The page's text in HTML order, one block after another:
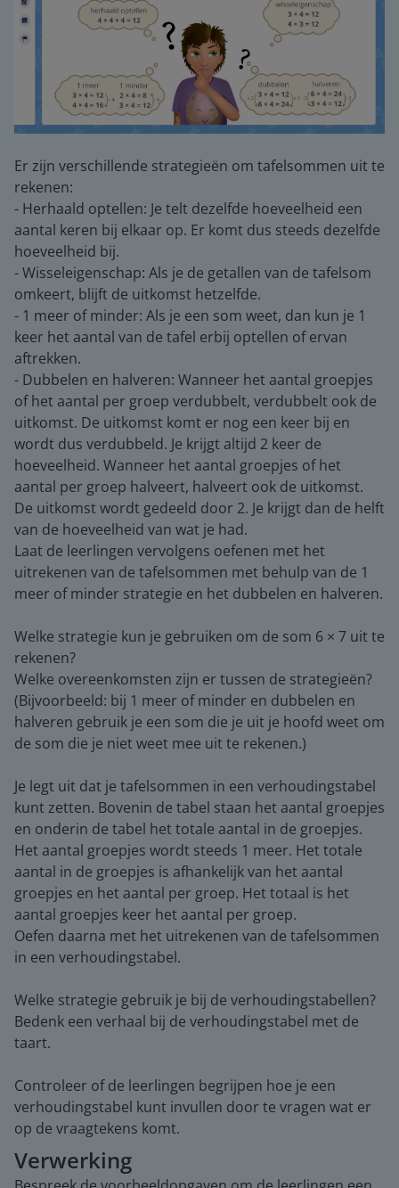
Er zijn verschillende strategieën om tafelsommen uit te
rekenen:
- Herhaald optellen: Je telt dezelfde hoeveelheid een
aantal keren bij elkaar op. Er komt dus steeds dezelfde
hoeveelheid bij.
- Wisseleigenschap: Als je de getallen van de tafelsom
omkeert, blijft de uitkomst hetzelfde.
- 1 meer of minder: Als je een som weet, dan kun je 1
keer het aantal van de tafel erbij optellen of ervan
aftrekken.
- Dubbelen en halveren: Wanneer het aantal groepjes
of het aantal per groep verdubbelt, verdubbelt ook de
uitkomst. De uitkomst komt er nog een keer bij en
wordt dus verdubbeld. Je krijgt altijd 2 keer de
hoeveelheid. Wanneer het aantal groepjes of het
aantal per groep halveert, halveert ook de uitkomst.
De uitkomst wordt gedeeld door 2. Je krijgt dan de helft
van de hoeveelheid van wat je had.
Laat de leerlingen vervolgens oefenen met het
uitrekenen van de tafelsommen met behulp van de 1
meer of minder strategie en het dubbelen en halveren.
Welke strategie kun je gebruiken om de som 6 × 7 uit te
rekenen?
Welke overeenkomsten zijn er tussen de strategieën?
(Bijvoorbeeld: bij 1 meer of minder en dubbelen en
halveren gebruik je een som die je uit je hoofd weet om
de som die je niet weet mee uit te rekenen.)
Je legt uit dat je tafelsommen in een verhoudingstabel
kunt zetten. Bovenin de tabel staan het aantal groepjes
en onderin de tabel het totale aantal in de groepjes.
Het aantal groepjes wordt steeds 1 meer. Het totale
aantal in de groepjes is afhankelijk van het aantal
groepjes en het aantal per groep. Het totaal is het
aantal groepjes keer het aantal per groep.
Oefen daarna met het uitrekenen van de tafelsommen
in een verhoudingstabel.
Welke strategie gebruik je bij de verhoudingstabellen?
Bedenk een verhaal bij de verhoudingstabel met de
taart.
Controleer of de leerlingen begrijpen hoe je een
verhoudingstabel kunt invullen door te vragen wat er
op de vraagtekens komt.
Verwerking